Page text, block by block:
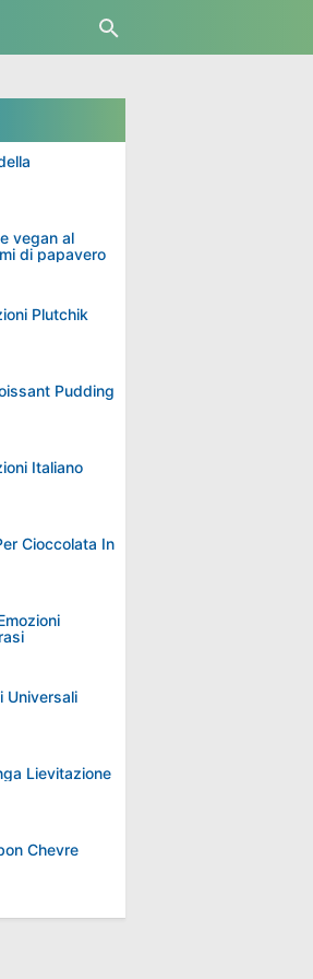
vegan al
di papavero
Plutchik
Pudding
Italiano
Cioccolata In
Universali
Lievitazione
Chevre